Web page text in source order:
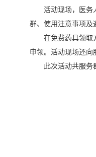
活动现场，医务
群、使用注意事项及
在免费药具领取
申领。活动现场还
此次活动共服务